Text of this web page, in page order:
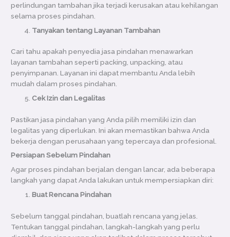
perlindungan tambahan jika terjadi kerusakan atau kehilangan
selama proses pindahan.
Tanyakan tentang Layanan Tambahan
Cari tahu apakah penyedia jasa pindahan menawarkan
layanan tambahan seperti packing, unpacking, atau
penyimpanan. Layanan ini dapat membantu Anda lebih
mudah dalam proses pindahan.
Cek Izin dan Legalitas
Pastikan jasa pindahan yang Anda pilih memiliki izin dan
legalitas yang diperlukan. Ini akan memastikan bahwa Anda
bekerja dengan perusahaan yang tepercaya dan profesional.
Persiapan Sebelum Pindahan
Agar proses pindahan berjalan dengan lancar, ada beberapa
langkah yang dapat Anda lakukan untuk mempersiapkan diri:
Buat Rencana Pindahan
Sebelum tanggal pindahan, buatlah rencana yang jelas.
Tentukan tanggal pindahan, langkah-langkah yang perlu